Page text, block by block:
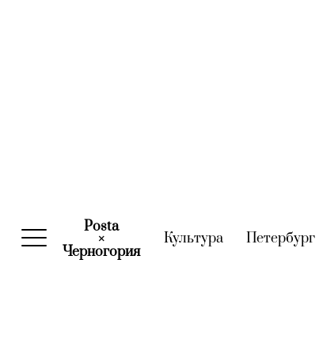
Posta
×
Черногория(current)
Культура(current)
Петербург